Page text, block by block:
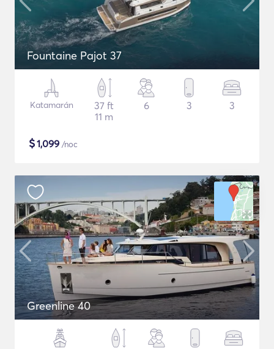
Fountaine Pajot 37
Katamarán
37 ft
11 m
6 3 3
$1,099 /noc
Greenline 40